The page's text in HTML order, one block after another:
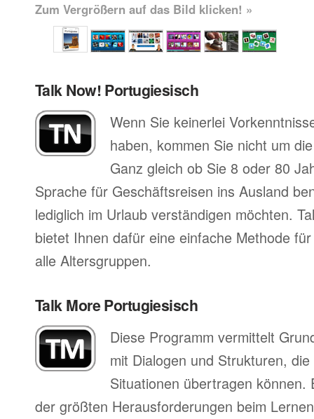
Zum Vergrößern auf das Bild klicken! »
Talk Now! Portugiesisch
Wenn Sie keinerlei
haben, kommen Sie nicht um
Ganz gleich ob Sie 8 oder 80
Sprache für Geschäftsreisen ins Ausland
lediglich im Urlaub verständigen möchten.
bietet Ihnen dafür eine einfache Methode
alle Altersgruppen.
Talk More Portugiesisch
Diese Programm vermittelt
mit Dialogen und Strukturen,
Situationen übertragen können.
der größten Herausforderungen beim